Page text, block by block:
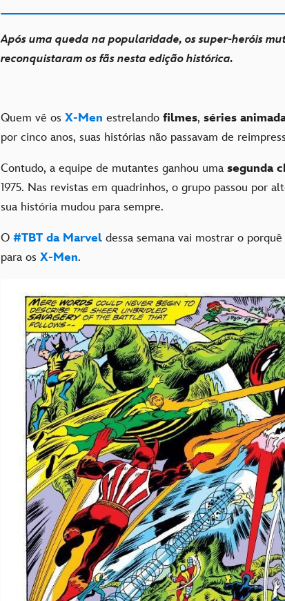
Após uma queda na popularidade, os super-heróis
reconquistaram os fãs nesta edição histórica.
Quem vê os X-Men estrelando filmes, séries
por cinco anos, suas histórias não passavam de
Contudo, a equipe de mutantes ganhou uma segunda
1975. Nas revistas em quadrinhos, o grupo passou por
sua história mudou para sempre.
O #TBT da Marvel dessa semana vai mostrar o
para os X-Men.